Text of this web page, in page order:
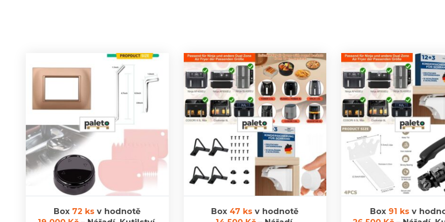
Box 72 ks v hodnotě
Box 47 ks v hodnotě
Box 91 ksv